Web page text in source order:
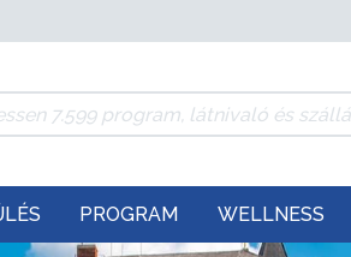
PROGRAM WELLNESS